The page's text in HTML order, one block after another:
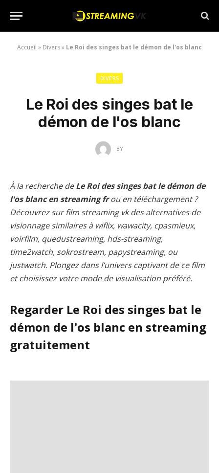
Accueil » Divers» Le Roi des singes bat le démon de l'os blanc
DIVERS
Le Roi des singes bat le
démon de l'os blanc
BY
À la recherche deLe Roi des singes bat le démon de
l'os blanc en streaming frou en téléchargement ?
Découvrez sur film streaming vk des alternatives de
visionnage similaires à wiflix, wawacity, cpasmieux,
voirfilm, quedustreaming, hds-streaming,
time2watch, sokrostream, papystreaming, ou
justwatch. Plongez dans l’univers captivant de ce film
et choisissez votre mode de visualisation préféré.
Regarder Le Roi des singes bat le
démon de l'os blanc en streaming
gratuitement